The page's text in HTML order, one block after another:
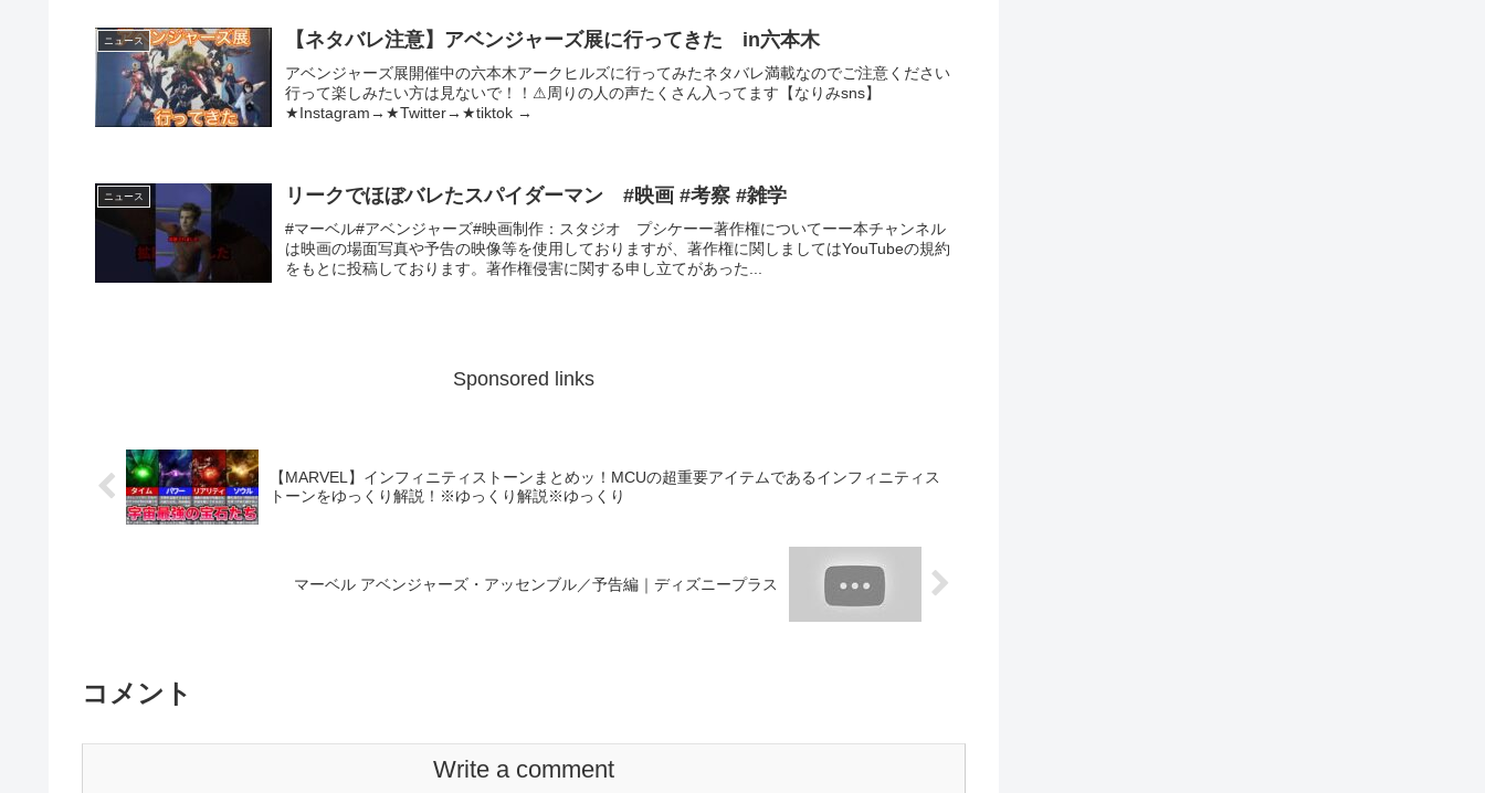
ニュース 【ネタバレ注意】アベンジャーズ展に行ってきた in六本木
アベンジャーズ展開催中の六本木アークヒルズに行ってみたネタバレ満載なのでご注意ください
行って楽しみたい方は見ないで！！⚠︎周りの人の声たくさん入ってます【なりみsns】
★Instagram→★Twitter→★tiktok →
ニュース リークでほぼバレたスパイダーマン #映画 #考察 #雑学
#マーベル#アベンジャーズ#映画制作：スタジオ プシケーー著作権についてーー本チャンネル
は映画の場面写真や予告の映像等を使用しておりますが、著作権に関しましてはYouTubeの規約
をもとに投稿しております。著作権侵害に関する申し立てがあった...
Sponsored links
【MARVEL】インフィニティストーンまとめッ！MCUの超重要アイテムであるインフィニティス
トーンをゆっくり解説！※ゆっくり解説※ゆっくり
マーベル アベンジャーズ・アッセンブル／予告編｜ディズニープラス
コメント
Write a comment